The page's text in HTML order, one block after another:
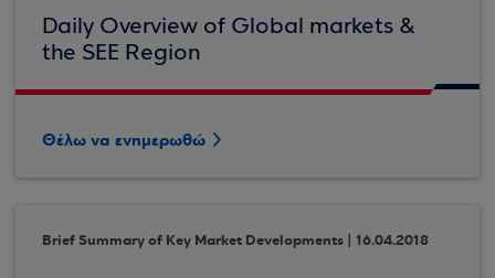
Daily Overview of Global markets &
the SEE Region
Θέλω να ενημερωθώ
Brief Summary of Key Market Developments | 16.04.2018